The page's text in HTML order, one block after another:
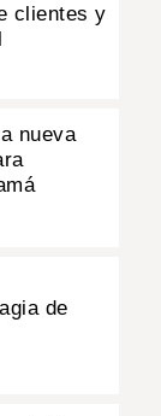
clientes y
nueva
de